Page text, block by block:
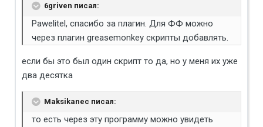
6griven писал:
Pawelitel, спасибо за плагин. Для ФФ можно
через плагин greasemonkey скрипты добавлять.
если бы это был один скрипт то да, но у меня их уже
два десятка
Maksikanec писал:
то есть через эту программу можно увидеть